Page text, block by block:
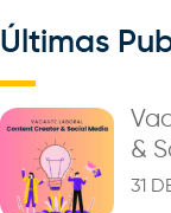
Últimas
&
31